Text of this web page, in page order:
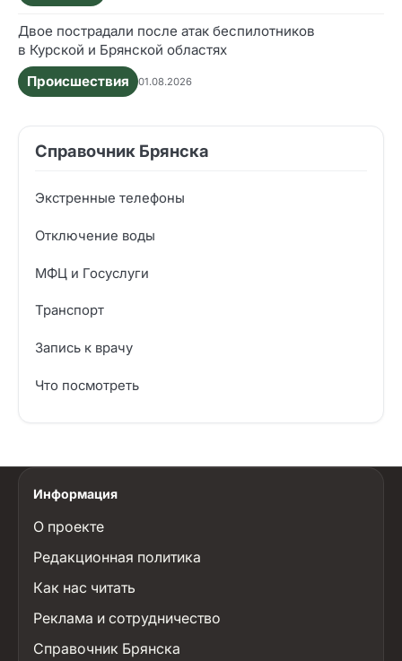
Двое пострадали после атак беспилотников
в Курской и Брянской областях
Происшествия
01.08.2026
Справочник Брянска
Экстренные телефоны
Отключение воды
МФЦ и Госуслуги
Транспорт
Запись к врачу
Что посмотреть
Информация
О проекте
Редакционная политика
Как нас читать
Реклама и сотрудничество
Справочник Брянска